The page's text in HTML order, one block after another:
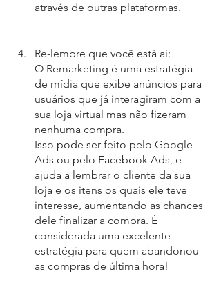
através de outras plataformas.
Re-lembre que você está aí:
O Remarketing é uma estratégia
de mídia que exibe anúncios para
usuários que já interagiram com a
sua loja virtual mas não fizeram
nenhuma compra.
Isso pode ser feito pelo Google
Ads ou pelo Facebook Ads, e
ajuda a lembrar o cliente da sua
loja e os itens os quais ele teve
interesse, aumentando as chances
dele finalizar a compra. É
considerada uma excelente
estratégia para quem abandonou
as compras de última hora!